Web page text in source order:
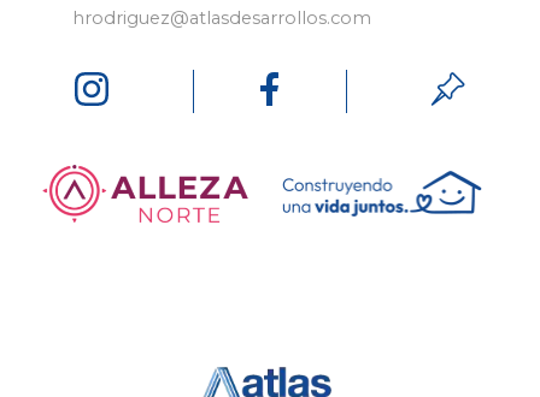
hrodriguez@atlasdesarrollos.com